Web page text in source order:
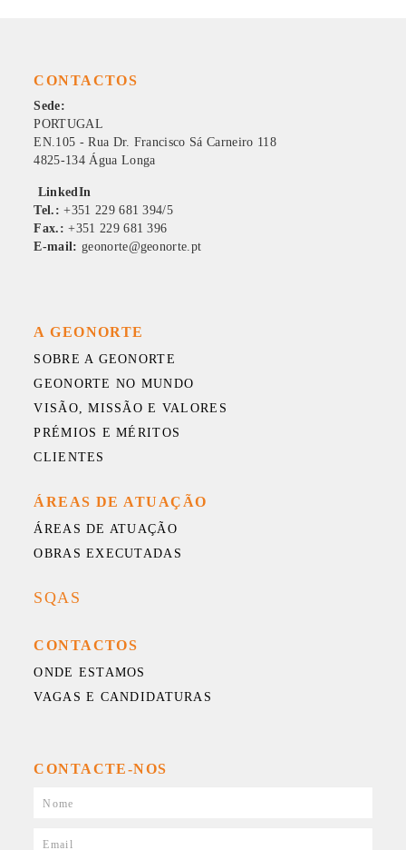
CONTACTOS
Sede:
PORTUGAL
EN.105 - Rua Dr. Francisco Sá Carneiro 118
4825-134 Água Longa
LinkedIn
Tel.:+351 229 681 394/5
Fax.: +351 229 681 396
E-mail: geonorte@geonorte.pt
A GEONORTE
SOBRE A GEONORTE
GEONORTE NO MUNDO
VISÃO, MISSÃO E VALORES
PRÉMIOS E MÉRITOS
CLIENTES
ÁREAS DE ATUAÇÃO
ÁREAS DE ATUAÇÃO
OBRAS EXECUTADAS
SQAS
CONTACTOS
ONDE ESTAMOS
VAGAS E CANDIDATURAS
CONTACTE-NOS